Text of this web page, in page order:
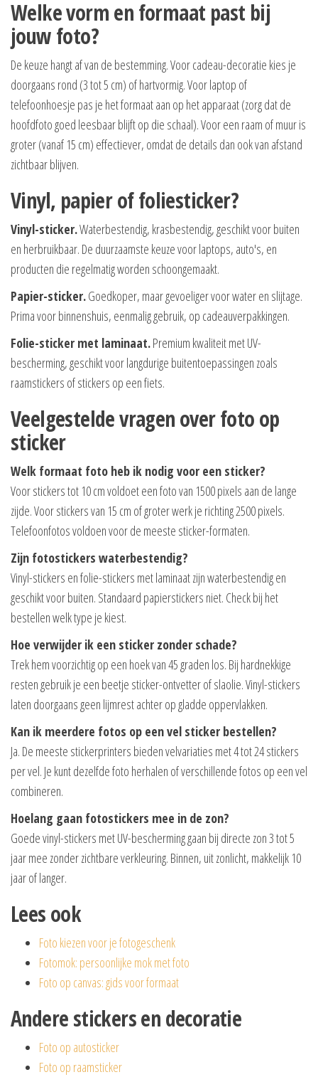
Welke vorm en formaat past bij
jouw foto?
De keuze hangt af van de bestemming. Voor cadeau-decoratie kies je
doorgaans rond (3 tot 5 cm) of hartvormig. Voor laptop of
telefoonhoesje pas je het formaat aan op het apparaat (zorg dat de
hoofdfoto goed leesbaar blijft op die schaal). Voor een raam of muur is
groter (vanaf 15 cm) effectiever, omdat de details dan ook van afstand
zichtbaar blijven.
Vinyl, papier of foliesticker?
Vinyl-sticker.Waterbestendig, krasbestendig, geschikt voor buiten
en herbruikbaar. De duurzaamste keuze voor laptops, auto's, en
producten die regelmatig worden schoongemaakt.
Papier-sticker.Goedkoper, maar gevoeliger voor water en slijtage.
Prima voor binnenshuis, eenmalig gebruik, op cadeauverpakkingen.
Folie-sticker met laminaat.Premium kwaliteit met UV-
bescherming, geschikt voor langdurige buitentoepassingen zoals
raamstickers of stickers op een fiets.
Veelgestelde vragen over foto op
sticker
Welk formaat foto heb ik nodig voor een sticker?
Voor stickers tot 10 cm voldoet een foto van 1500 pixels aan de lange
zijde. Voor stickers van 15 cm of groter werk je richting 2500 pixels.
Telefoonfotos voldoen voor de meeste sticker-formaten.
Zijn fotostickers waterbestendig?
Vinyl-stickers en folie-stickers met laminaat zijn waterbestendig en
geschikt voor buiten. Standaard papierstickers niet. Check bij het
bestellen welk type je kiest.
Hoe verwijder ik een sticker zonder schade?
Trek hem voorzichtig op een hoek van 45 graden los. Bij hardnekkige
resten gebruik je een beetje sticker-ontvetter of slaolie. Vinyl-stickers
laten doorgaans geen lijmrest achter op gladde oppervlakken.
Kan ik meerdere fotos op een vel sticker bestellen?
Ja. De meeste stickerprinters bieden velvariaties met 4 tot 24 stickers
per vel. Je kunt dezelfde foto herhalen of verschillende fotos op een vel
combineren.
Hoelang gaan fotostickers mee in de zon?
Goede vinyl-stickers met UV-bescherming gaan bij directe zon 3 tot 5
jaar mee zonder zichtbare verkleuring. Binnen, uit zonlicht, makkelijk 10
jaar of langer.
Lees ook
Foto kiezen voor je fotogeschenk
Fotomok: persoonlijke mok met foto
Foto op canvas: gids voor formaat
Andere stickers en decoratie
Foto op autosticker
Foto op raamsticker